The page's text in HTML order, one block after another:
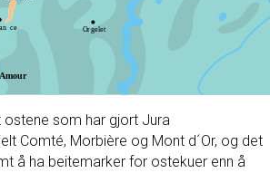
som har gjort Jura
Comté, Morbière og Mont d´Or, og det
å ha beitemarker for ostekuer enn å